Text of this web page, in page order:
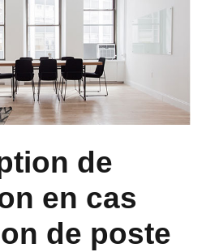
de
en cas
de poste